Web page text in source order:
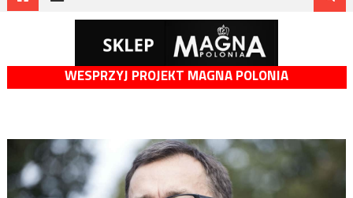
WESPRZYJ PROJEKT MAGNA POLONIA